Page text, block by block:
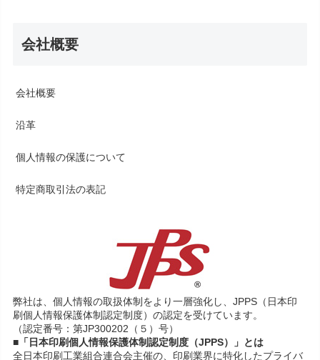
会社概要
会社概要
沿革
個人情報の保護について
特定商取引法の表記
弊社は、個人情報の取扱体制をより一層強化し、JPPS（日本印
刷個人情報保護体制認定制度）の認定を受けています。
（認定番号：第JP300202（５）号）
■「日本印刷個人情報保護体制認定制度（JPPS）」とは
全日本印刷工業組合連合会主催の、印刷業界に特化したプライバ